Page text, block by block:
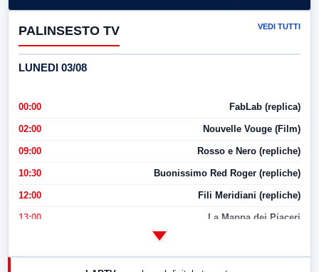
PALINSESTO TV VEDI TUTTI
LUNEDI 03/08
00:00 FabLab (replica)
02:00 Nouvelle Vouge (Film)
09:00 Rosso e Nero (repliche)
10:30 Buonissimo Red Roger (repliche)
12:00 Fili Meridiani (repliche)
13:00 La Mappa dei Piaceri